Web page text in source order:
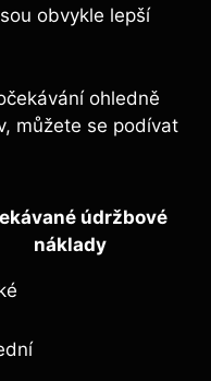
obvykle lepší
ohledně
můžete se podívat
údržbové
náklady